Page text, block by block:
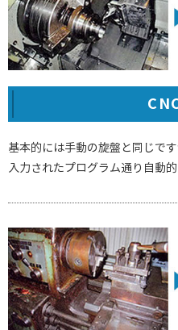
基本的には手動の旋盤と同じで
入力されたプログラム通り自動的